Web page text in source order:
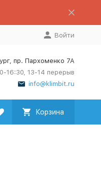
Войти
пр. Пархоменко 7А
16:30, 13-14 перерыв
info@klimbit.ru
Корзина